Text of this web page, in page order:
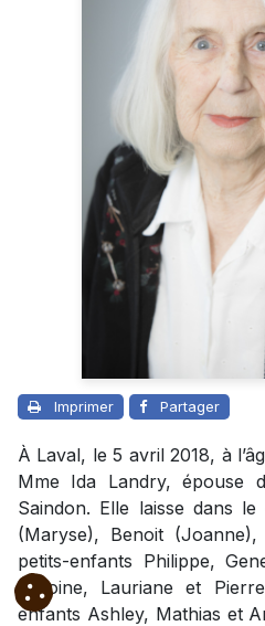
Imprimer Partager
À Laval, le 5 avril 2018, à
Mme Ida Landry, épouse
Saindon. Elle laisse dans
(Maryse), Benoit
petits-enfants Philippe,
Antoine, Lauriane et
enfants Ashley, Mathias et